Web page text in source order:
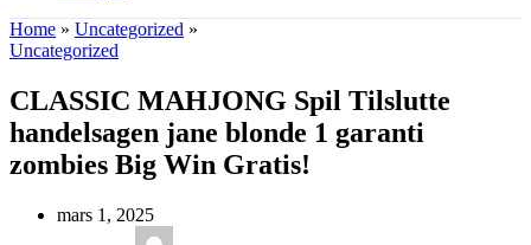
Home » Uncategorized »
Uncategorized
CLASSIC MAHJONG Spil Tilslutte
handelsagen jane blonde 1 garanti
zombies Big Win Gratis!
mars 1, 2025